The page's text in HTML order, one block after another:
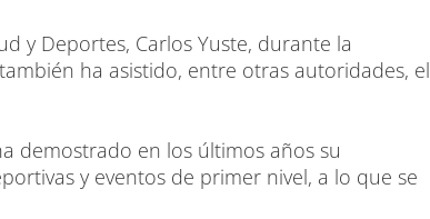
y Deportes, Carlos Yuste, durante la
ha asistido, entre otras autoridades, el
demostrado en los últimos años su
y eventos de primer nivel, a lo que se